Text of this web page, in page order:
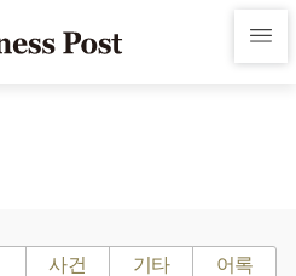
사건 기타 어록